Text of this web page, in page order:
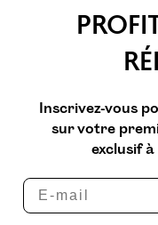
Inscrivez-vous
sur votre
exclusif